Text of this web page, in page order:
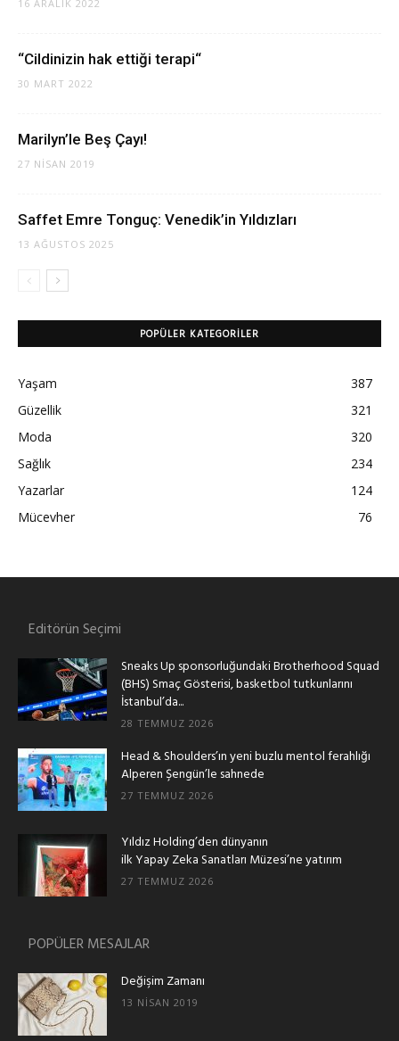
16 ARALIK 2022
“Cildinizin hak ettiği terapi“
30 MART 2022
Marilyn’le Beş Çayı!
27 NISAN 2019
Saffet Emre Tonguç: Venedik’in Yıldızları
13 AĞUSTOS 2025
POPÜLER KATEGORILER
Yaşam
387
Güzellik
321
Moda
320
Sağlık
234
Yazarlar
124
Mücevher
76
Editörün Seçimi
Sneaks Up sponsorluğundaki Brotherhood Squad
(BHS) Smaç Gösterisi, basketbol tutkunlarını
İstanbul’da...
28 TEMMUZ 2026
Head & Shoulders’ın yeni buzlu mentol ferahlığı
Alperen Şengün’le sahnede
27 TEMMUZ 2026
Yıldız Holding’den dünyanın
ilk Yapay Zeka Sanatları Müzesi’ne yatırım
27 TEMMUZ 2026
POPÜLER MESAJLAR
Değişim Zamanı
13 NISAN 2019